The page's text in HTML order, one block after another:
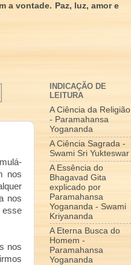
a vontade. Paz, luz, amor e
nos
nos
esse
nos
INDICAÇÃO DE
LEITURA
A Ciência da Religião
- Paramahansa
Yogananda
A Ciência Sagrada -
Swami Sri Yukteswar
A Essência do
Bhagavad Gita
explicado por
Paramahansa
Yogananda - Swami
Kriyananda
A Eterna Busca do
Homem -
Paramahansa
Yogananda